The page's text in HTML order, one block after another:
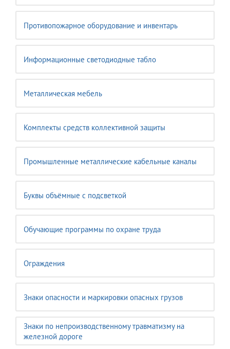
Противопожарное оборудование и инвентарь
Информационные светодиодные табло
Металлическая мебель
Комплекты средств коллективной защиты
Промышленные металлические кабельные каналы
Буквы объёмные с подсветкой
Обучающие программы по охране труда
Ограждения
Знаки опасности и маркировки опасных грузов
Знаки по непроизводственному травматизму на
железной дороге